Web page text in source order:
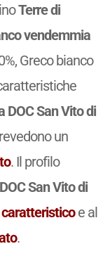
Terre di
vendemmia
Greco bianco
DOC San Vito di
un
. Il profilo
San Vito di
caratteristicoe al
.